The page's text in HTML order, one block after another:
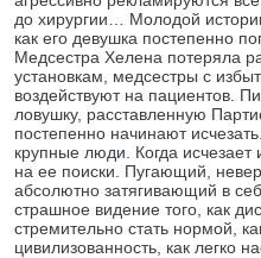
до хирургии… Молодой
как его девушка постепенно
Медсестра Хелена потеряла
установкам, медсестры с
воздействуют на пациентов.
ловушку, расставленную
постепенно начинают
крупные люди. Когда
на ее поиски. Пугающий,
абсолютно затягивающий в
страшное видение того, как
стремительно стать нормой,
цивилизованность, как легко